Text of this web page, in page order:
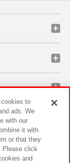
to
ads. We
with our
it with
or that they
Please click
and